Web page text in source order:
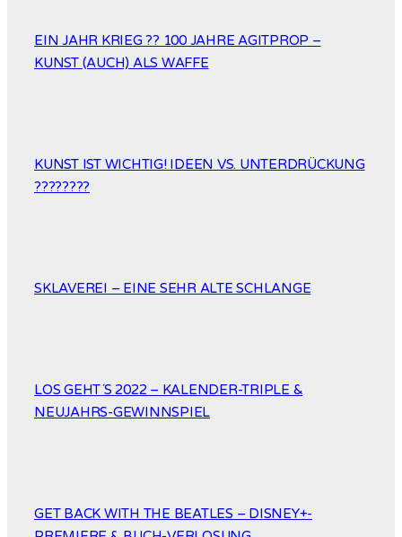
EIN JAHR KRIEG ?? 100 JAHRE AGITPROP –
KUNST (AUCH) ALS WAFFE
KUNST IST WICHTIG! IDEEN VS. UNTERDRÜCKUNG
????????
SKLAVEREI – EINE SEHR ALTE SCHLANGE
LOS GEHT´S 2022 – KALENDER-TRIPLE &
NEUJAHRS-GEWINNSPIEL
GET BACK WITH THE BEATLES – DISNEY+-